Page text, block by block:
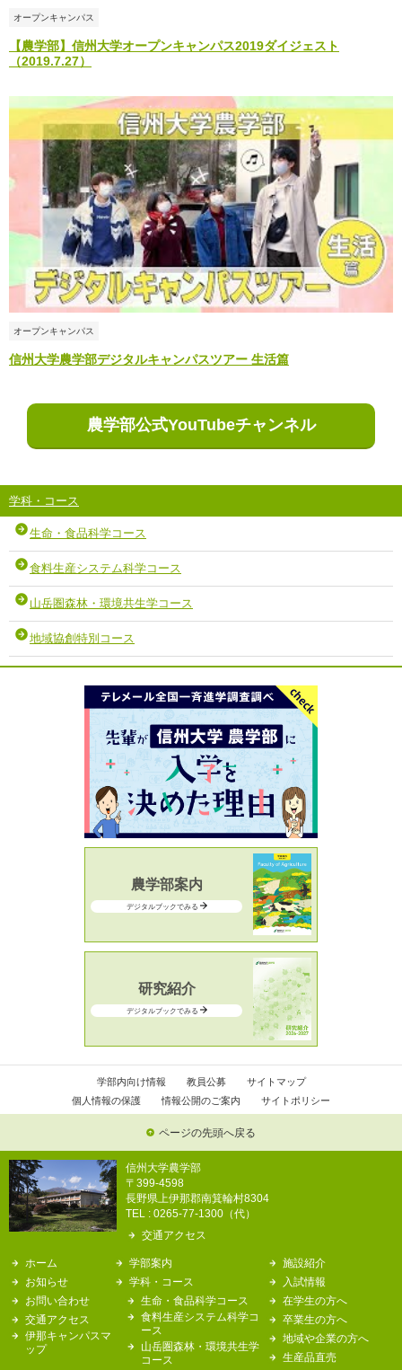
オープンキャンパス
【農学部】信州大学オープンキャンパス2019ダイジェスト
（2019.7.27）
オープンキャンパス
信州大学農学部デジタルキャンパスツアー 生活篇
農学部公式YouTubeチャンネル
学科・コース
生命・食品科学コース
食料生産システム科学コース
山岳圏森林・環境共生学コース
地域協創特別コース
農学部案内
デジタルブックでみる
研究紹介
デジタルブックでみる
学部内向け情報 教員公募
サイトマップ
個人情報の保護
情報公開のご案内 サイトポリシー
ページの先頭へ戻る
信州大学農学部
〒399-4598
長野県上伊那郡南箕輪村8304
TEL : 0265-77-1300（代）
交通アクセス
ホーム
お知らせ
お問い合わせ
交通アクセス
伊那キャンパスマ
ップ
学部案内
学科・コース
生命・食品科学コース
食料生産システム科学コ
ース
山岳圏森林・環境共生学
コース
施設紹介
入試情報
在学生の方へ
卒業生の方へ
地域や企業の方へ
生産品直売